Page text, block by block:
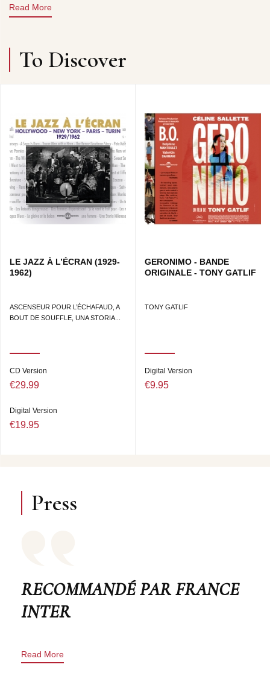
relations between traditional culture and urban identity,
filmmaker Tony Gatlif has now given us Djam, a masterful
origin, a music of exile, migration and the cultural mix,
stems from its origins in the region that ties Europe to Asia,
and liberty, and music is a central element in his
filmography, with one César Award already for Gadjo Dilo
and another for Vengo. His music in Djam follows the
initiatory voyage of the heroine from Istanbul to Mytilene on
Lesbos, and in turn its melodies breathe whisps of
drunkenness, emotion and jubilant frenzy. Augustin
BONDOUX & Patrick FRÉMEAUX
Read More
To Discover
LE JAZZ À L’ÉCRAN (1929-
1962)
ASCENSEUR POUR L’ÉCHAFAUD, A
BOUT DE SOUFFLE, UNA STORIA...
CD Version
€29.99
Digital Version
€19.95
GERONIMO - BANDE
ORIGINALE - TONY GATLIF
TONY GATLIF
Digital Version
€9.95
Press
RECOMMANDÉ PAR FRANCE
INTER
Read More